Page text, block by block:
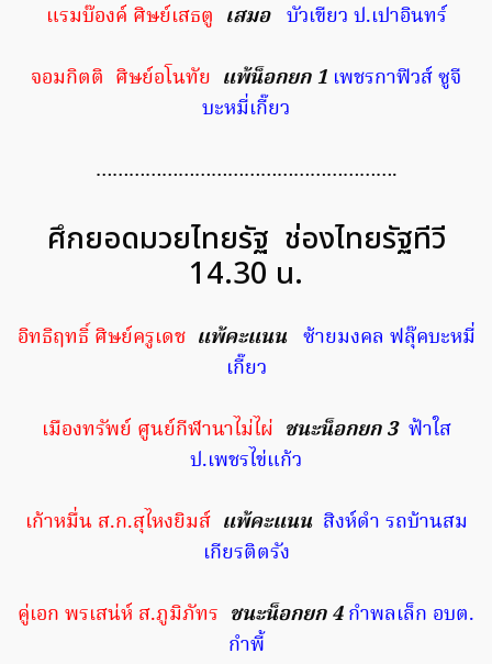
แรมบ๊องค์ ศิษย์เสธตู เสมอ บัวเขียว ป.เปาอินทร์
จอมกิตติ ศิษย์อโนทัย แพ้น็อกยก 1 เพชรกาฟิวส์ ซูจี
บะหมี่เกี๊ยว
……………………………………………….
ศึกยอดมวยไทยรัฐ ช่องไทยรัฐทีวี
14.30 น.
อิทธิฤทธิ์ ศิษย์ครูเดช แพ้คะแนน ซ้ายมงคล ฟลุ๊คบะหมี่
เกี๊ยว
เมืองทรัพย์ ศูนย์กีฬานาไม่ไผ่ ชนะน็อกยก 3 ฟ้าใส
ป.เพชรไข่แก้ว
เก้าหมื่น ส.ก.สุไหงยิมส์ แพ้คะแนน สิงห์ดำ รถบ้านสม
เกียรติตรัง
คู่เอก พรเสน่ห์ ส.ภูมิภัทร ชนะน็อกยก 4 กำพลเล็ก อบต.
กำพี้